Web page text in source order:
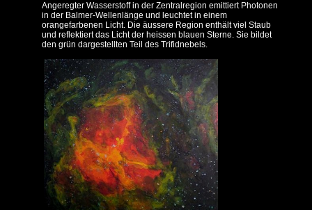
Angeregter Wasserstoff in der Zentralregion emittiert Photonen
in der Balmer-Wellenlänge und leuchtet in einem
orangefarbenen Licht. Die äussere Region enthält viel Staub
und reflektiert das Licht der heissen blauen Sterne. Sie bildet
den grün dargestellten Teil des Trifidnebels.